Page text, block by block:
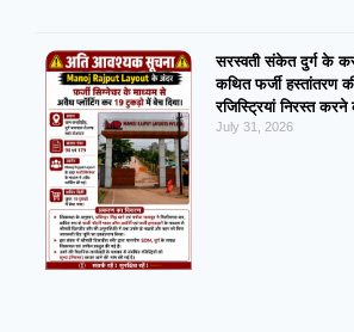
सरस्वती संकेत दुर्ग के
कथित फर्जी हस्तांतरण
रजिस्ट्रियां निरस्त करने
July 31, 2026